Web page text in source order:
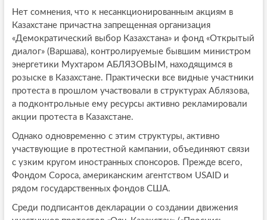
Нет сомнения, что к несанкционированным акциям в
Казахстане причастна запрещенная организация
«Демократический выбор Казахстана» и фонд «Открытый
диалог» (Варшава), контролируемые бывшим министром
энергетики Мухтаром АБЛЯЗОВЫМ, находящимся в
розыске в Казахстане. Практически все видные участники
протеста в прошлом участвовали в структурах Аблязова,
а подконтрольные ему ресурсы активно рекламировали
акции протеста в Казахстане.
Однако одновременно с этим структуры, активно
участвующие в протестной кампании, объединяют связи
с узким кругом иностранных спонсоров. Прежде всего,
Фондом Сороса, американским агентством USAID и
рядом государственных фондов США.
Среди подписантов декларации о создании движения